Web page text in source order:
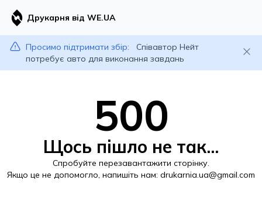
Друкарня від WE.UA
Просимо підтримати збір:
Співавтор Нейт
потребує авто для виконання завдань
500
Щось пішло не так...
Спробуйте перезавантажити сторінку.
Якщо це не допомогло, напишіть нам: drukarnia.ua@gmail.com